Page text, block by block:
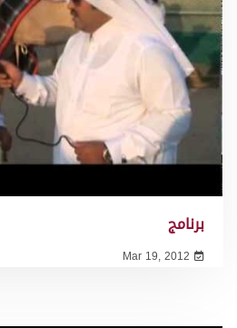
برنامج
Mar 19, 2012